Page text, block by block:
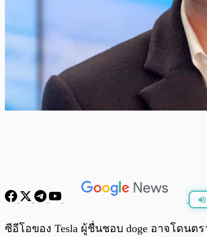
พร้อมเล่น
ซีอีโอของ Tesla ผู้ชื่นชอบ doge อาจโดนต